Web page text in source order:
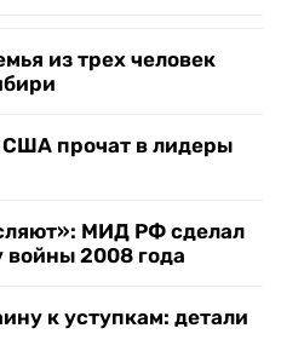
из трех человек
США прочат в лидеры
МИД РФ сделал
войны 2008 года
к уступкам: детали